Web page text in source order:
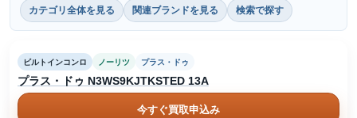
カテゴリ全体を見る 関連ブランドを見る 検索で探す
ビルトインコンロ ノーリツ プラス・ドゥ
プラス・ドゥ N3WS9KJTKSTED 13A
今すぐ買取申込み